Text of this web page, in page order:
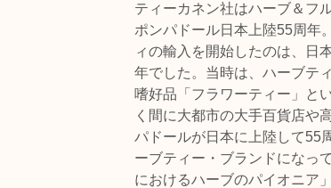
ティーカネン社はハーブ＆フ
ポンパドール日本上陸55周年
ィの輸入を開始したのは、日
年でした。当時は、ハーブテ
嗜好品「フラワーティー」と
く間に大都市の大手百貨店や
パドールが日本に上陸して55
ーブティー・ブランドになっ
におけるハーブのパイオニア